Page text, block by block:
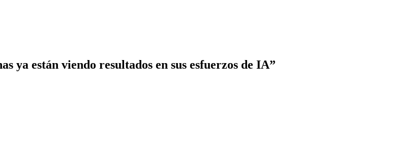
ya están viendo resultados en sus esfuerzos de IA”